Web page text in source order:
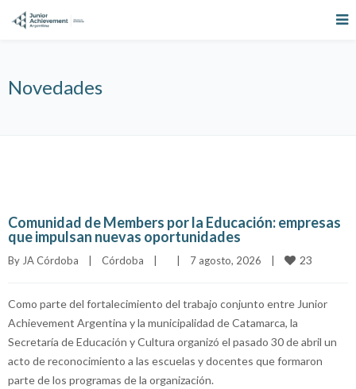
Novedades
Comunidad de Members por la Educación: empresas
que impulsan nuevas oportunidades
By JA Córdoba Córdoba 7 agosto, 2026 23
Como parte del fortalecimiento del trabajo conjunto entre Junior
Achievement Argentina y la municipalidad de Catamarca, la
Secretaría de Educación y Cultura organizó el pasado 30 de abril un
acto de reconocimiento a las escuelas y docentes que formaron
parte de los programas de la organización.